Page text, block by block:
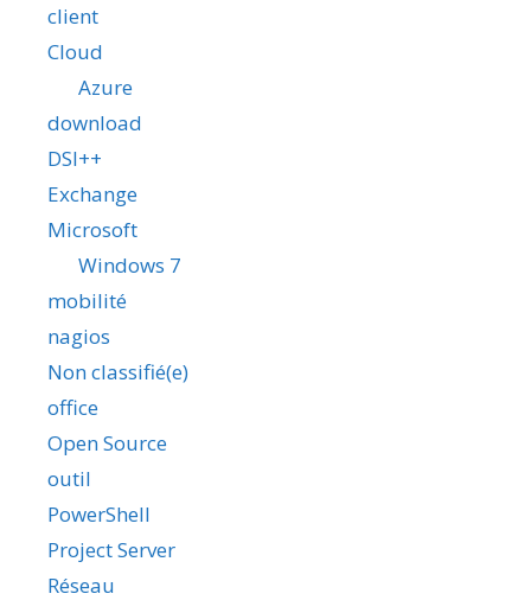
client
Cloud
Azure
download
DSI++
Exchange
Microsoft
Windows 7
mobilité
nagios
Non classifié(e)
office
Open Source
outil
PowerShell
Project Server
Réseau